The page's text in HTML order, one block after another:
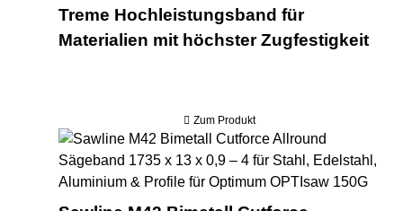
Treme Hochleistungsband für
Materialien mit höchster Zugfestigkeit
Zum Produkt